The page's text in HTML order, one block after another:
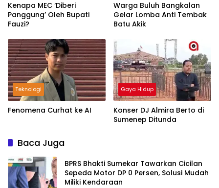
Kenapa MEC ‘Diberi
Panggung’ Oleh Bupati
Fauzi?
Warga Buluh Bangkalan
Gelar Lomba Anti Tembak
Batu Akik
Teknologi
Fenomena Curhat ke AI
Gaya Hidup
Konser DJ Almira Berto di
Sumenep Ditunda
Baca Juga
BPRS Bhakti Sumekar Tawarkan Cicilan
Sepeda Motor DP 0 Persen, Solusi Mudah
Miliki Kendaraan